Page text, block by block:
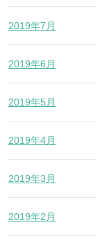
2019年7月
2019年6月
2019年5月
2019年4月
2019年3月
2019年2月